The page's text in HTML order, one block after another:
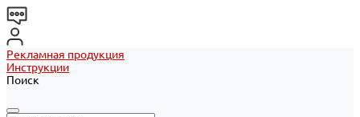
Рекламная продукция
Инструкции
Поиск